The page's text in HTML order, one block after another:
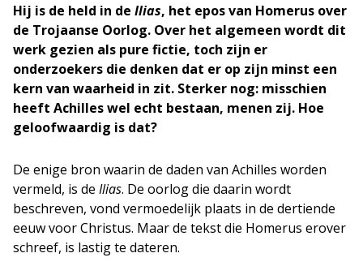
Hij is de held in de Ilias, het epos van Homerus over
de Trojaanse Oorlog. Over het algemeen wordt dit
werk gezien als pure fictie, toch zijn er
onderzoekers die denken dat er op zijn minst een
kern van waarheid in zit. Sterker nog: misschien
heeft Achilles wel echt bestaan, menen zij. Hoe
geloofwaardig is dat?
De enige bron waarin de daden van Achilles worden
vermeld, is de Ilias. De oorlog die daarin wordt
beschreven, vond vermoedelijk plaats in de dertiende
eeuw voor Christus. Maar de tekst die Homerus erover
schreef, is lastig te dateren.